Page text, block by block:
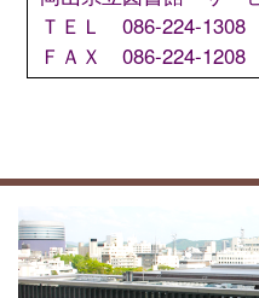
ＴＥＬ 086-224-1308
ＦＡＸ 086-224-1208